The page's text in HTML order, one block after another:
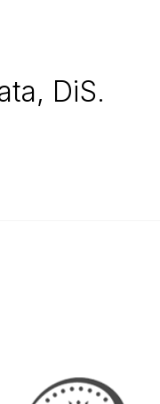
DiS.